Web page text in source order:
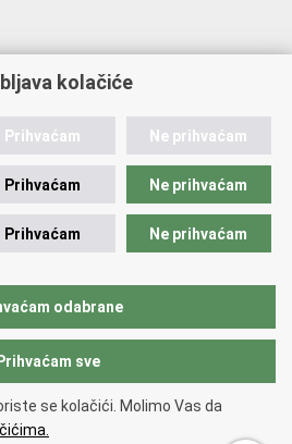
Bjelovarsko-bilogorska.
kolačiće
Prihvaćam Ne prihvaćam
Prihvaćam Ne prihvaćam
Prihvaćam Ne prihvaćam
odabrane
Prihvaćam sve
se kolačići. Molimo Vas da